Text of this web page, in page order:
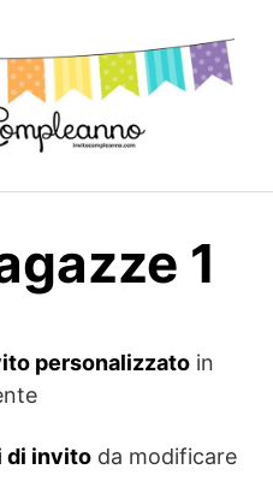
1
personalizzato in
di invito da modificare